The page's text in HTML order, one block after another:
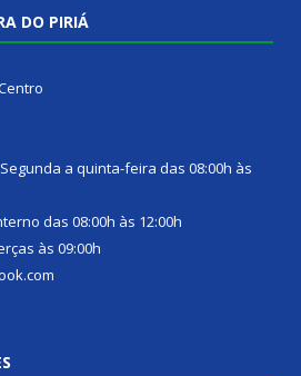
DO PIRIÁ
a quinta-feira das 08:00h às
das 08:00h às 12:00h
às 09:00h